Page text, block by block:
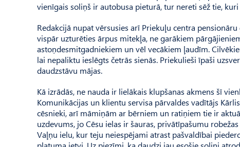
vienīgais soliņš ir autobusa pieturā, tur nereti sēž tie,
Redakcijā nupat vērsusies arī Priekuļu centra
vispār uzturēties ārpus mitekļa, ne garākiem
astoņdesmitgadniekiem un vēl vecākiem ļaudīm.
lai nepaliktu ieslēgts četrās sienās. Priekulieši īpaši
daudzstāvu mājas.
Kā izrādās, ne nauda ir lielākais klupšanas akmens šī
Komunikācijas un klientu servisa pārvaldes vadītājs
cēsnieki, arī māmiņām ar bērniem un ratiņiem tie ir
uzdevums, jo Cēsu ielas ir šauras, privātīpašumu
Vaļņu ielu, kur teju neiespējami atrast pašvaldībai